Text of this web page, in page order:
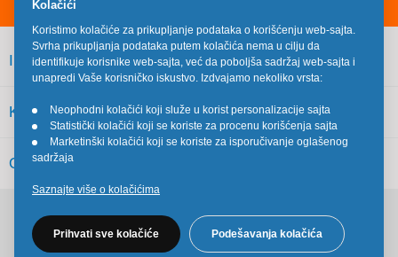
INFORMACIJE
KORISNIČKI SERVIS
OSTALO
Kolačići
Koristimo kolačiće za prikupljanje podataka o korišćenju web-sajta.
Svrha prikupljanja podataka putem kolačića nema u cilju da
identifikuje korisnike web-sajta, već da poboljša sadržaj web-sajta i
unapredi Vaše korisničko iskustvo. Izdvajamo nekoliko vrsta:
•
Neophodni kolačići koji služe u korist personalizacije sajta
•
Statistički kolačići koji se koriste za procenu korišćenja sajta
•
Marketinški kolačići koji se koriste za isporučivanje oglašenog
sadržaja
Saznajte više o kolačićima
Prihvati sve kolačiće Podešavanja kolačića
Pratite nas na društvenim mrežama